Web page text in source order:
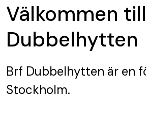
Välkommen
Dubbelhytten
Brf Dubbelhytten är en
Stockholm.